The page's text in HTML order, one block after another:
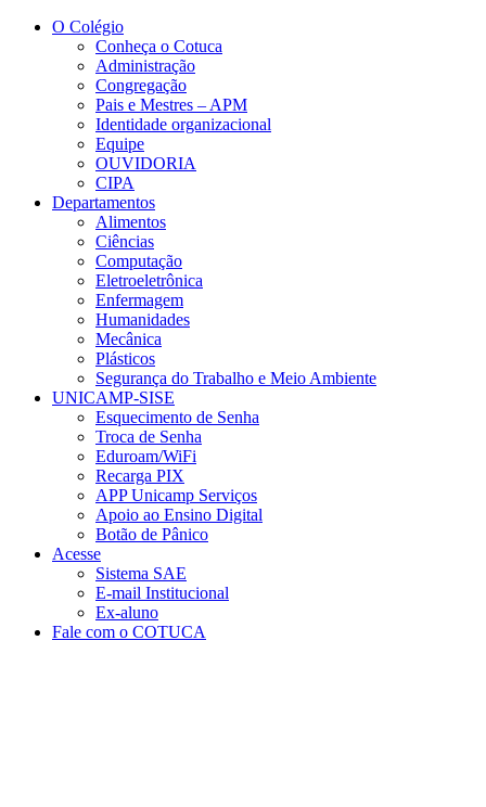
Conteúdo principal
O Colégio
Conheça o Cotuca
Administração
Congregação
Pais e Mestres – APM
Identidade organizacional
Equipe
OUVIDORIA
CIPA
Departamentos
Alimentos
Ciências
Computação
Eletroeletrônica
Enfermagem
Humanidades
Mecânica
Plásticos
Segurança do Trabalho e Meio Ambiente
UNICAMP-SISE
Esquecimento de Senha
Troca de Senha
Eduroam/WiFi
Recarga PIX
APP Unicamp Serviços
Apoio ao Ensino Digital
Botão de Pânico
Acesse
Sistema SAE
E-mail Institucional
Ex-aluno
Fale com o COTUCA